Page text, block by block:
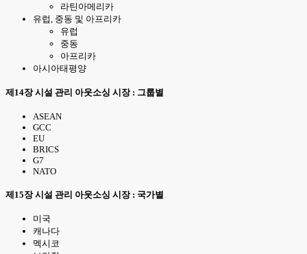
라틴아메리카
유럽, 중동 및 아프리카
유럽
중동
아프리카
아시아태평양
제14장 시설 관리 아웃소싱 시장 : 그룹별
ASEAN
GCC
EU
BRICS
G7
NATO
제15장 시설 관리 아웃소싱 시장 : 국가별
미국
캐나다
멕시코